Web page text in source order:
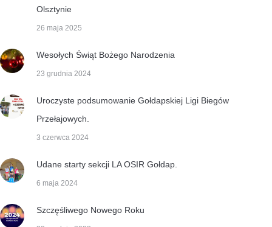
Olsztynie
26 maja 2025
Wesołych Świąt Bożego Narodzenia
23 grudnia 2024
Uroczyste podsumowanie Gołdapskiej Ligi Biegów
Przełajowych.
3 czerwca 2024
Udane starty sekcji LA OSIR Gołdap.
6 maja 2024
Szczęśliwego Nowego Roku